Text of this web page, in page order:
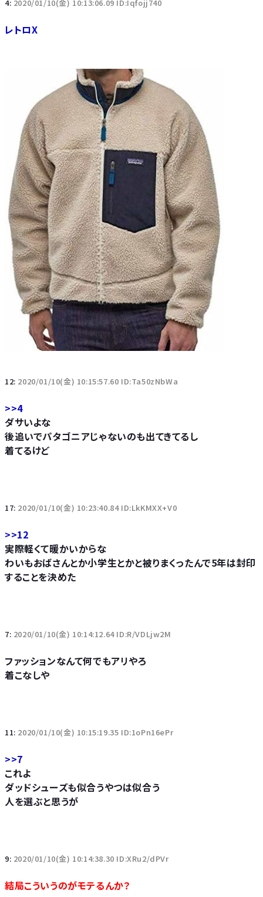
4: 2020/01/10(金) 10:13:06.09 ID:Iqfojj740
レトロX
12: 2020/01/10(金) 10:15:57.60 ID:Ta50zNbWa
>>4
ダサいよな
後追いでパタゴニアじゃないのも出てきてるし
着てるけど
17: 2020/01/10(金) 10:23:40.84 ID:LkKMXX+V0
>>12
実際軽くて暖かいからな
わいもおばさんとか小学生とかと被りまくったんで5年は封印
することを決めた
7: 2020/01/10(金) 10:14:12.64 ID:R/VDLjw2M
ファッションなんて何でもアリやろ
着こなしや
11: 2020/01/10(金) 10:15:19.35 ID:1oPn16ePr
>>7
これよ
ダッドシューズも似合うやつは似合う
人を選ぶと思うが
9: 2020/01/10(金) 10:14:38.30 ID:XRu2/dPVr
結局こういうのがモテるんか？